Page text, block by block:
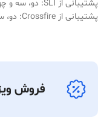
پشتیبانی از SLI: دو، سه و چهار مسیره
پشتیبانی از Crossfire: دو، سه و چهار مسیره
فروش